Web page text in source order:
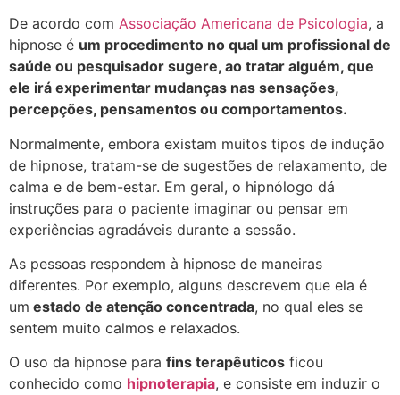
De acordo com Associação Americana de Psicologia, a
hipnose é um procedimento no qual um profissional de
saúde ou pesquisador sugere, ao tratar alguém, que
ele irá experimentar mudanças nas sensações,
percepções, pensamentos ou comportamentos.
Normalmente, embora existam muitos tipos de indução
de hipnose, tratam-se de sugestões de relaxamento, de
calma e de bem-estar. Em geral, o hipnólogo dá
instruções para o paciente imaginar ou pensar em
experiências agradáveis durante a sessão.
As pessoas respondem à hipnose de maneiras
diferentes. Por exemplo, alguns descrevem que ela é
um estado de atenção concentrada, no qual eles se
sentem muito calmos e relaxados.
O uso da hipnose para fins terapêuticos ficou
conhecido como hipnoterapia, e consiste em induzir o